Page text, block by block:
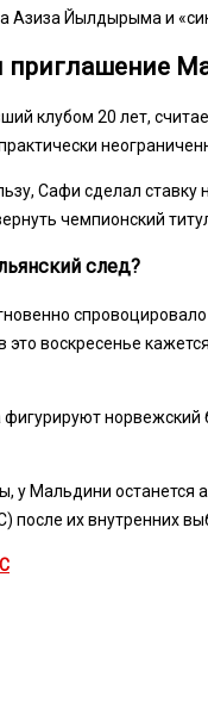
Азиза Йылдырыма и
клубом 20 лет,
Сафи сделал
чемпионский титул
след?
это воскресенье
у Мальдини останется
после их внутренних